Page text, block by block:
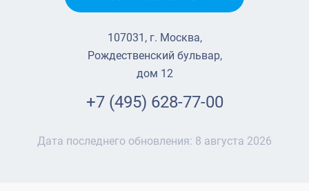
107031, г. Москва,
Рождественский бульвар,
дом 12
+7 (495) 628-77-00
Дата последнего обновления: 8 августа 2026